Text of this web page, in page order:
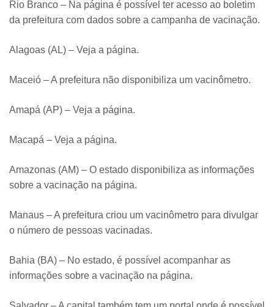
Rio Branco – Na página é possível ter acesso ao boletim
da prefeitura com dados sobre a campanha de vacinação.
Alagoas (AL) – Veja a página.
Maceió – A prefeitura não disponibiliza um vacinômetro.
Amapá (AP) – Veja a página.
Macapá – Veja a página.
Amazonas (AM) – O estado disponibiliza as informações
sobre a vacinação na página.
Manaus – A prefeitura criou um vacinômetro para divulgar
o número de pessoas vacinadas.
Bahia (BA) – No estado, é possível acompanhar as
informações sobre a vacinação na página.